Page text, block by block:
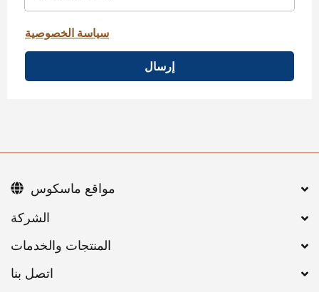
سياسة الخصوصية
إرسال
اتصل بنا
مواقع ماسكوس